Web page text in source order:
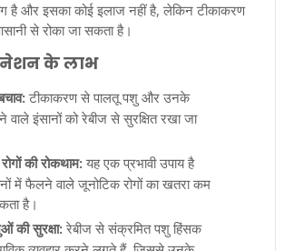
है और इसका कोई इलाज नहीं है, लेकिन टीकाकरण
से रोका जा सकता है।
के लाभ
टीकाकरण से पालतू पशु और उनके
इंसानों को रेबीज से सुरक्षित रखा जा
की रोकथाम: यह एक प्रभावी उपाय है
में फैलने वाले जूनोटिक रोगों का खतरा कम
है।
की सुरक्षा: रेबीज से संक्रमित पशु हिंसक